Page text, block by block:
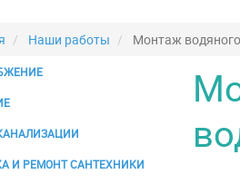
Наши работы Монтаж
И РЕМОНТ САНТЕХНИКИ